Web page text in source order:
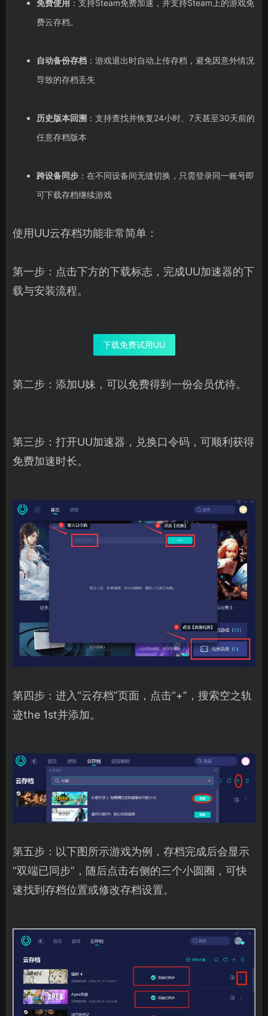
免费使用 ：支持Steam免费加速，并支持Steam上的游戏免
费云存档。
自动备份存档：游戏退出时自动上传存档，避免因意外情况
导致的存档丢失
历史版本回溯 ：支持查找并恢复24小时、7天甚至30天前的
任意存档版本
跨设备同步：在不同设备间无缝切换，只需登录同一账号即
可下载存档继续游戏
使用UU云存档功能非常简单：
第一步：点击下方的下载标志，完成UU加速器的下
载与安装流程。
下载免费试用UU
第二步：添加U妹，可以免费得到一份会员优待。
第三步：打开UU加速器，兑换口令码，可顺利获得
免费加速时长。
第四步：进入“云存档”页面，点击“+”，搜索空之轨
迹the 1st并添加。
第五步：以下图所示游戏为例，存档完成后会显示
“双端已同步”，随后点击右侧的三个小圆圈，可快
速找到存档位置或修改存档设置。